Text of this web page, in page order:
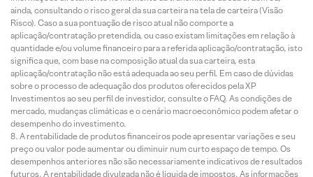
ainda, consultando o risco geral da sua carteira na tela de carteira (Visão
Risco). Caso a sua pontuação de risco atual não comporte a
aplicação/contratação pretendida, ou caso existam limitações em relação à
quantidade e/ou volume financeiro para a referida aplicação/contratação, isto
significa que, com base na composição atual da sua carteira, esta
aplicação/contratação não está adequada ao seu perfil. Em caso de dúvidas
sobre o processo de adequação dos produtos oferecidos pela XP
Investimentos ao seu perfil de investidor, consulte o FAQ. As condições de
mercado, mudanças climáticas e o cenário macroeconômico podem afetar o
desempenho do investimento.
A rentabilidade de produtos financeiros pode apresentar variações e seu
preço ou valor pode aumentar ou diminuir num curto espaço de tempo. Os
desempenhos anteriores não são necessariamente indicativos de resultados
futuros. A rentabilidade divulgada não é líquida de impostos. As informações